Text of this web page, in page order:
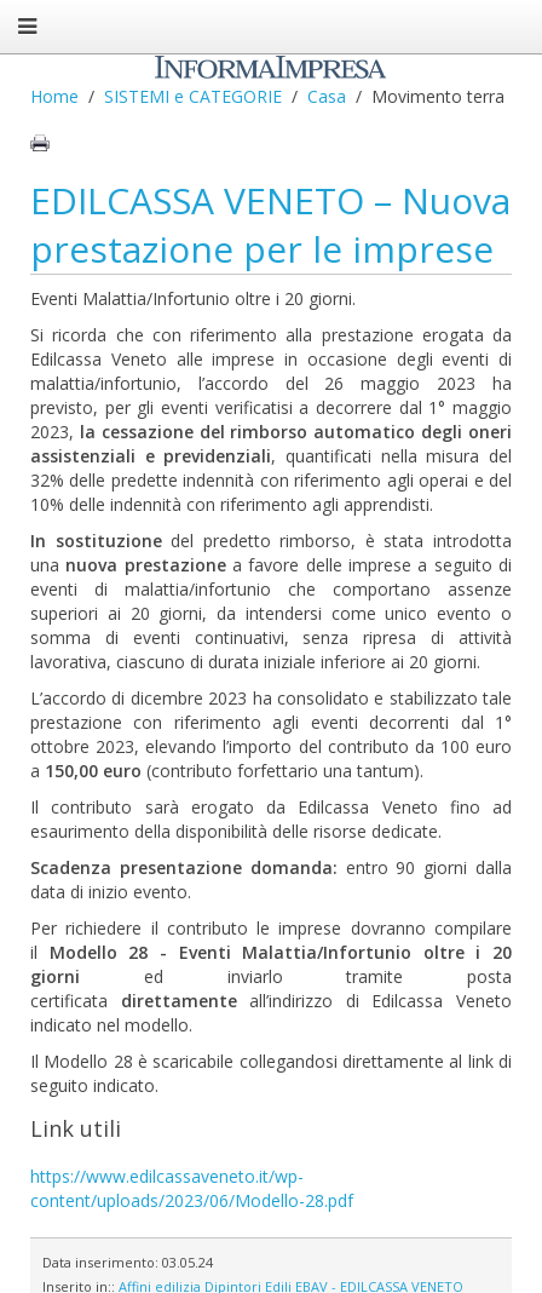
Home SISTEMI e CATEGORIE Casa Movimento terra
EDILCASSA VENETO – Nuova
prestazione per le imprese
Eventi Malattia/Infortunio oltre i 20 giorni.
Si ricorda che con riferimento alla prestazione erogata da
Edilcassa Veneto alle imprese in occasione degli eventi di
malattia/infortunio, l’accordo del 26 maggio 2023 ha
previsto, per gli eventi verificatisi a decorrere dal 1° maggio
2023, la cessazione del rimborso automatico degli oneri
assistenziali e previdenziali, quantificati nella misura del
32% delle predette indennità con riferimento agli operai e del
10% delle indennità con riferimento agli apprendisti.
In sostituzionedel predetto rimborso, è stata introdotta
una nuova prestazionea favore delle imprese a seguito di
eventi di malattia/infortunio che comportano assenze
superiori ai 20 giorni, da intendersi come unico evento o
somma di eventi continuativi, senza ripresa di attività
lavorativa, ciascuno di durata iniziale inferiore ai 20 giorni.
L’accordo di dicembre 2023 ha consolidato e stabilizzato tale
prestazione con riferimento agli eventi decorrenti dal 1°
ottobre 2023, elevando l’importo del contributo da 100 euro
a 150,00 euro (contributo forfettario una tantum).
Il contributo sarà erogato da Edilcassa Veneto fino ad
esaurimento della disponibilità delle risorse dedicate.
Scadenza presentazione domanda: entro 90 giorni dalla
data di inizio evento.
Per richiedere il contributo le imprese dovranno compilare
il Modello 28 - Eventi Malattia/Infortunio oltre i 20
giorni ed inviarlo tramite posta
certificata direttamenteall’indirizzo di Edilcassa Veneto
indicato nel modello.
Il Modello 28 è scaricabile collegandosi direttamente al link di
seguito indicato.
Link utili
https://www.edilcassaveneto.it/wp-
content/uploads/2023/06/Modello-28.pdf
Data inserimento: 03.05.24
Inserito in:: Affini edilizia Dipintori Edili EBAV - EDILCASSA VENETO